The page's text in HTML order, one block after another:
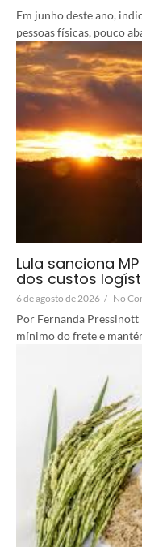
Em junho deste ano,
pessoas físicas, pouco
Lula sanciona
dos custos
6 de agosto de 2026 / No
Por Fernanda
mínimo do frete e